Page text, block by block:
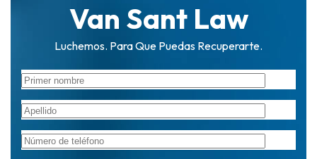
Van Sant Law
Luchemos. Para Que Puedas Recuperarte.